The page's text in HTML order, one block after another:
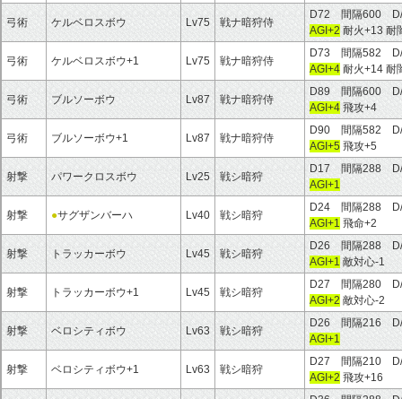
弓術 ケルベロスボウ Lv75 戦ナ暗狩侍
D72 間隔600
AGI+2 耐火+13 耐
弓術 ケルベロスボウ+1 Lv75 戦ナ暗狩侍
D73 間隔582
AGI+4 耐火+14 耐
弓術 ブルソーボウ Lv87 戦ナ暗狩侍
D89 間隔600
AGI+4 飛攻+4
弓術 ブルソーボウ+1 Lv87 戦ナ暗狩侍
D90 間隔582
AGI+5 飛攻+5
射撃 パワークロスボウ Lv25 戦シ暗狩
D17 間隔288
AGI+1
射撃 ●サグザンバーハ Lv40 戦シ暗狩
D24 間隔288
AGI+1 飛命+2
射撃 トラッカーボウ Lv45 戦シ暗狩
D26 間隔288
AGI+1 敵対心-1
射撃 トラッカーボウ+1 Lv45 戦シ暗狩
D27 間隔280
AGI+2 敵対心-2
射撃 ベロシティボウ Lv63 戦シ暗狩
D26 間隔216
AGI+1
射撃 ベロシティボウ+1 Lv63 戦シ暗狩
D27 間隔210
AGI+2 飛攻+16